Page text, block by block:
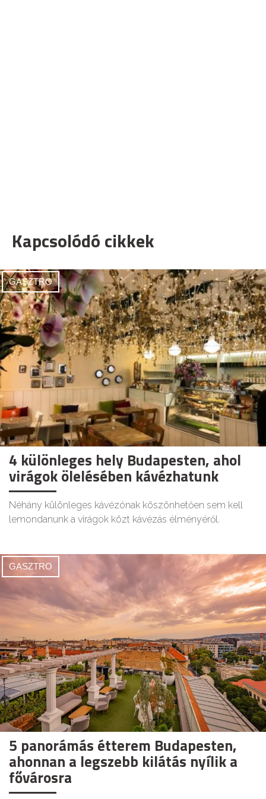
Kapcsolódó cikkek
GASZTRO
4 különleges hely Budapesten, ahol
virágok ölelésében kávézhatunk
Néhány különleges kávézónak köszönhetően sem kell
lemondanunk a virágok közt kávézás élményéről.
GASZTRO
5 panorámás étterem Budapesten,
ahonnan a legszebb kilátás nyílik a
fővárosra